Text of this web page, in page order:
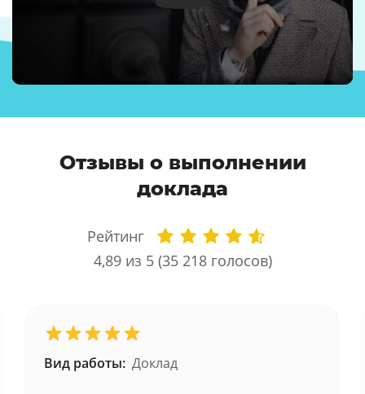
Отзывы о выполнении
доклада
Рейтинг
4,89 из 5 (35 218голосов)
Вид работы: Доклад